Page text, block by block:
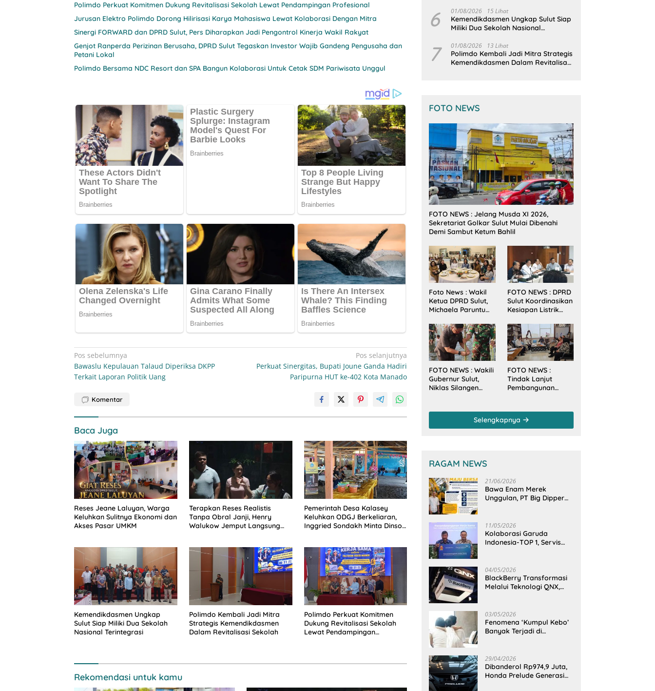
Polimdo Perkuat Komitmen Dukung Revitalisasi Sekolah Lewat Pendampingan Profesional
Jurusan Elektro Polimdo Dorong Hilirisasi Karya Mahasiswa Lewat Kolaborasi Dengan Mitra
Sinergi FORWARD dan DPRD Sulut, Pers Diharapkan Jadi Pengontrol Kinerja Wakil Rakyat
Genjot Ranperda Perizinan Berusaha, DPRD Sulut Tegaskan Investor Wajib Gandeng Pengusaha dan
Petani Lokal
Polimdo Bersama NDC Resort dan SPA Bangun Kolaborasi Untuk Cetak SDM Pariwisata Unggul
Navigasi
pos
Pos sebelumnya
Bawaslu Kepulauan Talaud Diperiksa DKPP
Terkait Laporan Politik Uang
Pos selanjutnya
Perkuat Sinergitas, Bupati Joune Ganda Hadiri
Paripurna HUT ke-402 Kota Manado
Komentar
Baca Juga
Reses Jeane Laluyan, Warga
Keluhkan Sulitnya Ekonomi dan
Akses Pasar UMKM
Terapkan Reses Realistis
Tanpa Obral Janji, Henry
Walukow Jemput Langsung
Pemerintah Desa Kalasey
Keluhkan ODGJ Berkeliaran,
Inggried Sondakh Minta Dinsos
Kemendikdasmen Ungkap
Sulut Siap Miliki Dua Sekolah
Nasional Terintegrasi
Polimdo Kembali Jadi Mitra
Strategis Kemendikdasmen
Dalam Revitalisasi Sekolah
Polimdo Perkuat Komitmen
Dukung Revitalisasi Sekolah
Lewat Pendampingan
Rekomendasi untuk kamu
6 01/08/2026 15 Lihat
Kemendikdasmen Ungkap Sulut Siap
Miliki Dua Sekolah Nasional
7 01/08/2026 13 Lihat
Polimdo Kembali Jadi Mitra Strategis
Kemendikdasmen Dalam Revitalisasi
FOTO NEWS
FOTO NEWS : Jelang Musda XI 2026,
Sekretariat Golkar Sulut Mulai Dibenahi
Demi Sambut Ketum Bahlil
Foto News : Wakil
Ketua DPRD Sulut,
Michaela Paruntu
Makan Malam
Gubernur Sulut
Bersama
Wamenkes RI
FOTO NEWS : DPRD
Sulut Koordinasikan
Kesiapan Listrik
Tahun Baru 2026
FOTO NEWS : Wakili
Gubernur Sulut,
Niklas Silangen
Desa Arakan Minsel
FOTO NEWS :
Tindak Lanjut
Pembangunan
Sulut Sambangi
Dirjen SDA
Selengkapnya
RAGAM NEWS
21/06/2026
Bawa Enam Merek
Unggulan, PT Big Dipper
Pasar di Sulawesi Utara
11/05/2026
Kolaborasi Garuda
Indonesia-TOP 1, Servis
04/05/2026
BlackBerry Transformasi
Melalui Teknologi QNX,
Otomotif
03/05/2026
Fenomena ‘Kumpul Kebo’
Banyak Terjadi di
di Kota Manado
29/04/2026
Dibanderol Rp974,9 Juta,
Honda Prelude Generasi